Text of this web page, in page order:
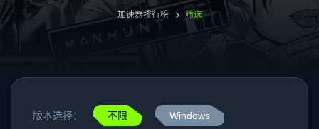
加速器排行榜 筛选
版本选择： 不限 Windows